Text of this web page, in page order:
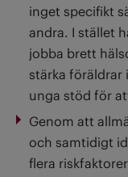
inget specifikt
andra. I stället
jobba brett
stärka föräldrar
unga stöd för
Genom att
och samtidigt
flera